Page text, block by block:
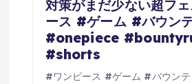
対策がまだ少ない超フ
ース #ゲーム #バウン
#onepiece
#shorts
#ワンピース #ゲーム #バウン